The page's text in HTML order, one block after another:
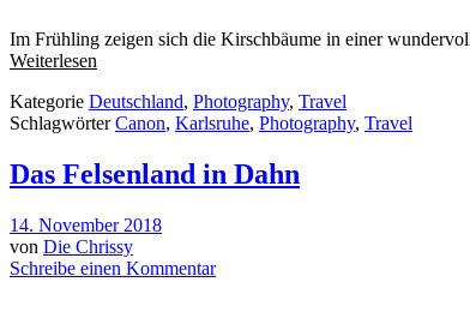
Im Frühling zeigen sich die Kirschbäume in einer
Weiterlesen
Kategorie Deutschland, Photography, Travel
SchlagwörterCanon, Karlsruhe, Photography, Travel
Das Felsenland in Dahn
14. November 2018
von Die Chrissy
Schreibe einen Kommentar